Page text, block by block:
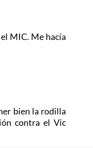
MIC. Me hacía
bien la rodilla
contra el Vic